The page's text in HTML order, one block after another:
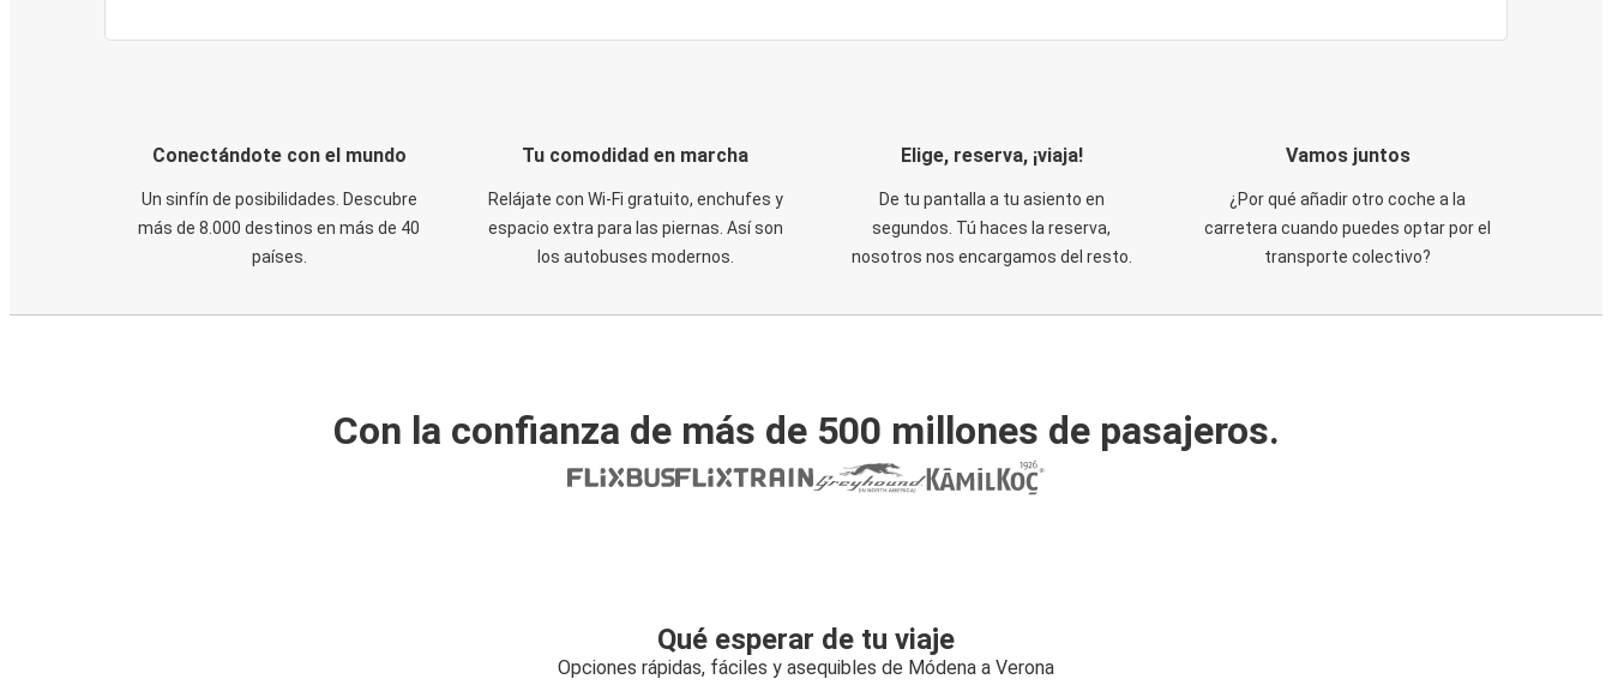
Conectándote con el mundo
Un sinfín de posibilidades. Descubre
más de 8.000 destinos en más de 40
países.
Tu comodidad en marcha
Relájate con Wi-Fi gratuito, enchufes y
espacio extra para las piernas. Así son
los autobuses modernos.
Elige, reserva, ¡viaja!
De tu pantalla a tu asiento en
segundos. Tú haces la reserva,
nosotros nos encargamos del resto.
Vamos juntos
¿Por qué añadir otro coche a la
carretera cuando puedes optar por el
transporte colectivo?
Con la confianza de más de 500 millones de pasajeros.
Qué esperar de tu viaje
Opciones rápidas, fáciles y asequibles de Módena a Verona